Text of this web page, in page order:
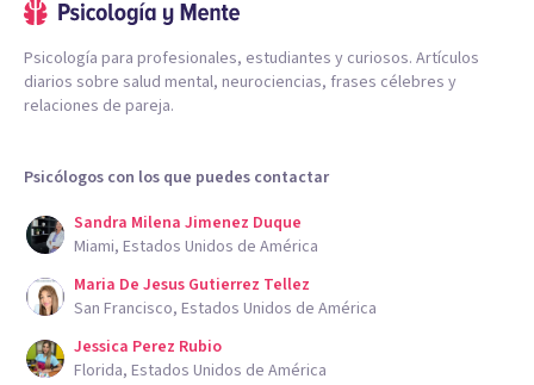
Psicología para profesionales, estudiantes y curiosos. Artículos
diarios sobre salud mental, neurociencias, frases célebres y
relaciones de pareja.
Psicólogos con los que puedes contactar
Sandra Milena Jimenez Duque
Miami, Estados Unidos de América
Maria De Jesus Gutierrez Tellez
San Francisco, Estados Unidos de América
Jessica Perez Rubio
Florida, Estados Unidos de América